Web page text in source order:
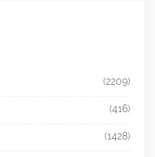
(2209)
(416)
(1428)